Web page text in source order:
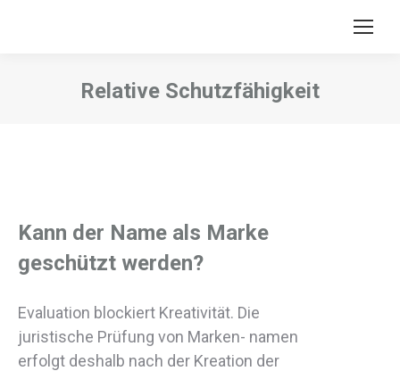
Relative Schutzfähigkeit
Kann der Name als Marke
geschützt werden?
Evaluation blockiert Kreativität. Die
juristische Prüfung von Marken- namen
erfolgt deshalb nach der Kreation der